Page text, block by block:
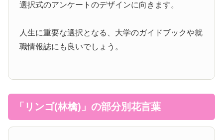
選択式のアンケートのデザインに向きます。
人生に重要な選択となる、大学のガイドブックや就
職情報誌にも良いでしょう。
「リンゴ(林檎)」の部分別花言葉